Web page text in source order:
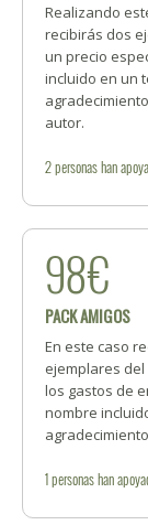
Realizando
recibirás dos
un precio
incluido en un
autor.
2personashan
98€
PACK AMIGOS
En este caso
ejemplares
los gastos de
nombre
1personashan